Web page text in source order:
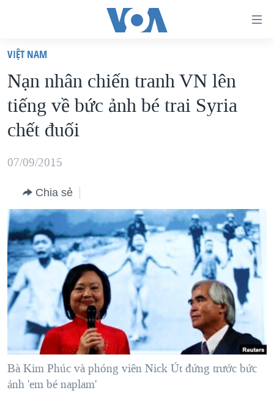
truy
cập
Tới
nội
chính
hướng
chính
Đi
tới
"Tìm"
VIỆT NAM
HOA KỲ
BIỂN ĐÔNG
THẾ GIỚI
DIỄN ĐÀN
MỤC
TỰ DO BÁO CHÍ
VẠCH TRẦN TIN GIẢ
NGƯỜI VIỆT HẢI NGOẠI
ĐỜI SỐNG
KINH TẾ
KHOA HỌC
SỨC KHOẺ
CHUYÊN ĐỀ
CHIẾN TRANH THƯƠNG MẠI CỦA MỸ: QUÁ KHỨ VÀ HIỆN
TẠI
HÀNH TRÌNH BẦU CỬ 2024
MỘT NĂM CHIẾN TRANH TẠI DẢI GAZA
GIẢI MÃ VÀNH ĐAI & CON ĐƯỜNG
NGÀY TỊ NẠN THẾ GIỚI
TRỊNH VĨNH BÌNH - NGƯỜI HẠ 'BÊN THẮNG CUỘC'
HỌC TIẾNG ANH
VIDEO
NGHE
MẠNG XÃ HỘI
VIỆT NAM
Nạn nhân chiến tranh VN lên
tiếng về bức ảnh bé trai Syria
chết đuối
07/09/2015
Chia sẻ
Bà Kim Phúc và phóng viên Nick Út đứng trước bức
ảnh 'em bé naplam'